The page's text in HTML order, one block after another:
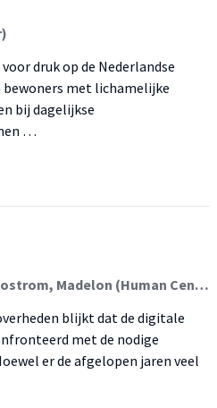
druk op de Nederlandse
bewoners met lichamelijke
bij dagelijkse
…
Ponsioen, Arnout (Human Centered Technologies); van Oostrom, Madelon (Human Centered Technologies)
blijkt dat de digitale
met de nodige
er de afgelopen jaren veel